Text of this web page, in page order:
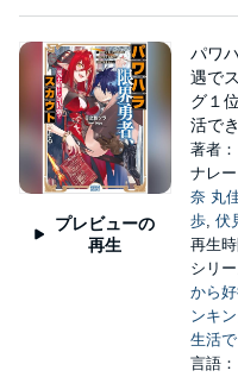
プレビューの
再生
パワ
遇で
グ１
活で
著者：
ナレ
奈 丸
歩, 伏
再生
シリー
から
ンキ
生活
言語